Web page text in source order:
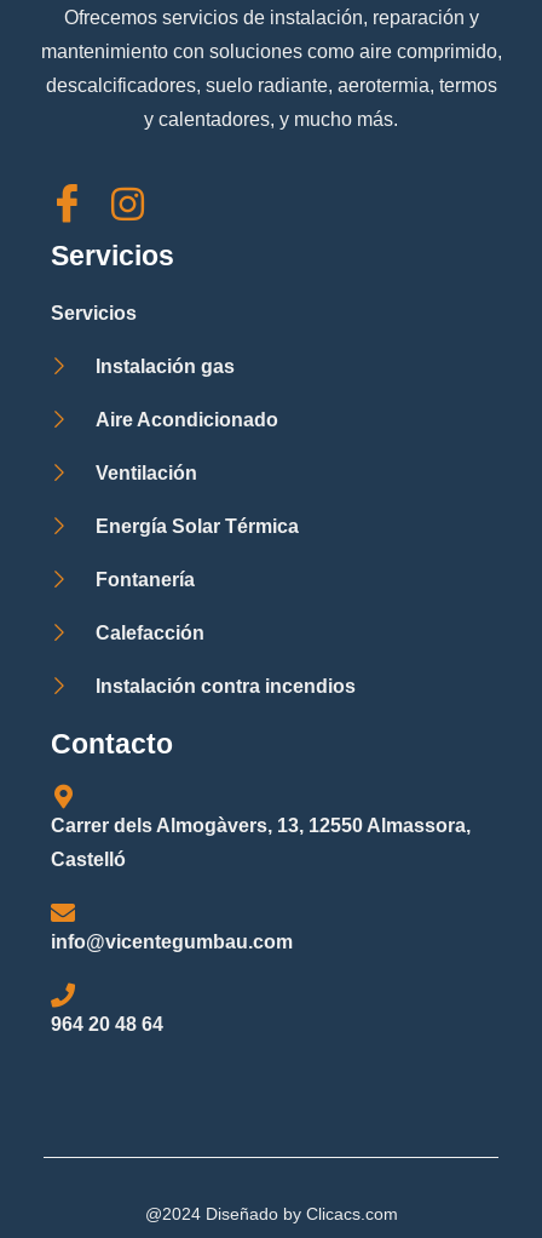
Ofrecemos servicios de instalación, reparación y
mantenimiento con soluciones como aire comprimido,
descalcificadores, suelo radiante, aerotermia, termos
y calentadores, y mucho más.
Servicios
Servicios
Instalación gas
Aire Acondicionado
Ventilación
Energía Solar Térmica
Fontanería
Calefacción
Instalación contra incendios
Contacto
Carrer dels Almogàvers, 13, 12550 Almassora,
Castelló
info@vicentegumbau.com
964 20 48 64
@2024 Diseñado by Clicacs.com